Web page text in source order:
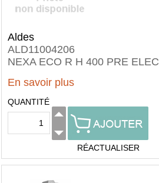
Aldes
ALD11004206
NEXA ECO R H 400 PRE ELEC
En savoir plus
QUANTITÉ
RÉACTUALISER